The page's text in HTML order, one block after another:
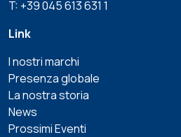
T: +39 045 613 631 1
Link
I nostri marchi
Presenza globale
La nostra storia
News
Prossimi Eventi